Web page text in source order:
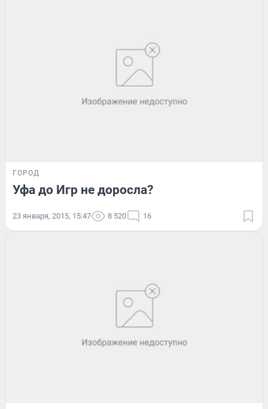
ГОРОД
Уфа до Игр не доросла?
23 января, 2015, 15:47 8 520 16